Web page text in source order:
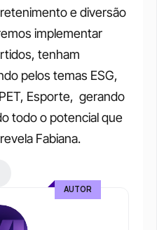
e diversão
implementar
tenham
pelos temas ESG,
Esporte,  gerando
todo o potencial que
Fabiana.
AUTOR